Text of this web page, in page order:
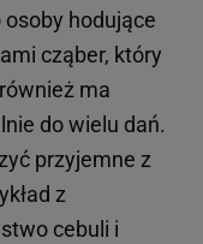
hodujące
cząber, który
ma
do wielu dań.
przyjemne z
z
cebuli i